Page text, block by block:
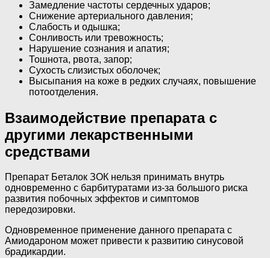
Замедление частоты сердечных ударов;
Снижение артериального давления;
Слабость и одышка;
Сонливость или тревожность;
Нарушение сознания и апатия;
Тошнота, рвота, запор;
Сухость слизистых оболочек;
Высыпания на коже в редких случаях, повышение
потоотделения.
Взаимодействие препарата с
другими лекарственными
средствами
Препарат Беталок ЗОК нельзя принимать внутрь
одновременно с барбитуратами из-за большого риска
развития побочных эффектов и симптомов
передозировки.
Одновременное применение данного препарата с
Амиодароном может привести к развитию синусовой
брадикардии.